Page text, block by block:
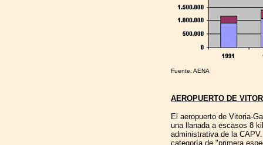
Fuente: AENA
AEROPUERTO DE
El aeropuerto de Vitoria-
una llanada a escasos 8
administrativa de la
categoría de "primera